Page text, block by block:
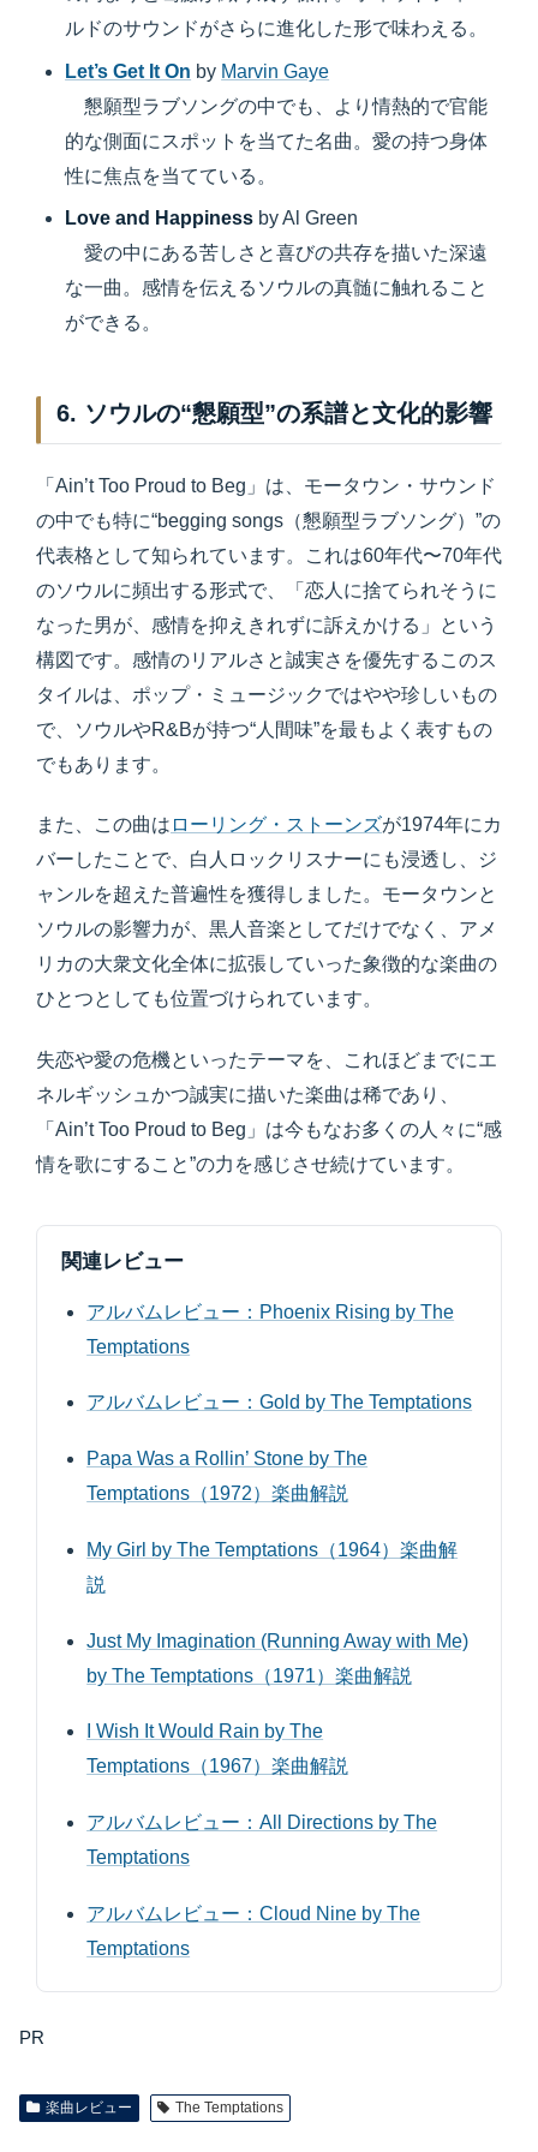
ルドのサウンドがさらに進化した形で味わえる。
Let’s Get It On by Marvin Gaye
懇願型ラブソングの中でも、より情熱的で官能
的な側面にスポットを当てた名曲。愛の持つ身体
性に焦点を当てている。
Love and Happiness by Al Green
愛の中にある苦しさと喜びの共存を描いた深遠
な一曲。感情を伝えるソウルの真髄に触れること
ができる。
6. ソウルの“懇願型”の系譜と文化的影響
「Ain’t Too Proud to Beg」は、モータウン・サウンド
の中でも特に“begging songs（懇願型ラブソング）”の
代表格として知られています。これは60年代〜70年代
のソウルに頻出する形式で、「恋人に捨てられそうに
なった男が、感情を抑えきれずに訴えかける」という
構図です。感情のリアルさと誠実さを優先するこのス
タイルは、ポップ・ミュージックではやや珍しいもの
で、ソウルやR&Bが持つ“人間味”を最もよく表すもの
でもあります。
また、この曲は ローリング・ストーンズが1974年にカ
バーしたことで、白人ロックリスナーにも浸透し、ジ
ャンルを超えた普遍性を獲得しました。モータウンと
ソウルの影響力が、黒人音楽としてだけでなく、アメ
リカの大衆文化全体に拡張していった象徴的な楽曲の
ひとつとしても位置づけられています。
失恋や愛の危機といったテーマを、これほどまでにエ
ネルギッシュかつ誠実に描いた楽曲は稀であり、
「Ain’t Too Proud to Beg」は今もなお多くの人々に“感
情を歌にすること”の力を感じさせ続けています。
関連レビュー
アルバムレビュー：Phoenix Rising by The
Temptations
アルバムレビュー：Gold by The Temptations
Papa Was a Rollin’ Stone by The
Temptations（1972）楽曲解説
My Girl by The Temptations（1964）楽曲解
説
Just My Imagination (Running Away with Me)
by The Temptations（1971）楽曲解説
I Wish It Would Rain by The
Temptations（1967）楽曲解説
アルバムレビュー：All Directions by The
Temptations
アルバムレビュー：Cloud Nine by The
Temptations
PR
楽曲レビュー The Temptations